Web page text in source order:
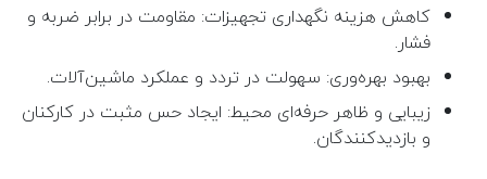
کاهش هزینه نگهداری تجهیزات: مقاومت در برابر ضربه و
فشار.
بهبود بهره‌وری: سهولت در تردد و عملکرد ماشین‌آلات.
زیبایی و ظاهر حرفه‌ای محیط: ایجاد حس مثبت در کارکنان
و بازدیدکنندگان.